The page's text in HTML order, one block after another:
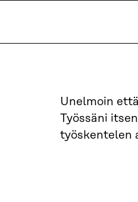
Unelmoin
Työssäni
työskentelen